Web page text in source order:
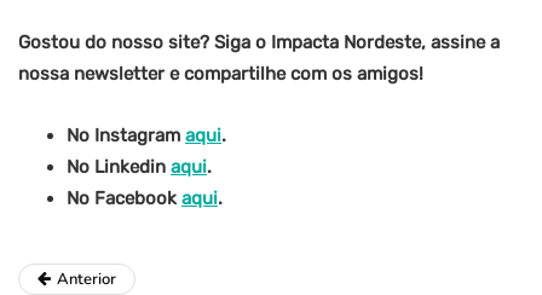
Gostou do nosso site? Siga o Impacta Nordeste, assine a
nossa newsletter e compartilhe com os amigos!
No Instagram aqui.
No Linkedin aqui.
No Facebook aqui.
Anterior